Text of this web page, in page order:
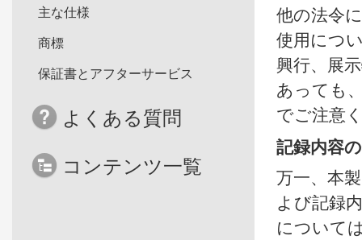
主な仕様
商標
保証書とアフターサービス
よくある質問
コンテンツ一覧
他の法令
使用につ
興行、展
あっても
でご注意
記録内容
万一、本
よび記録
について